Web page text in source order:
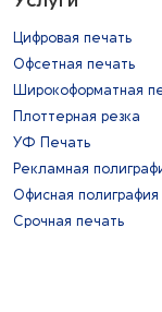
Цифровая печать
Офсетная печать
Широкоформатная
Плоттерная резка
УФ Печать
Рекламная
Офисная полиграфия
Срочная печать